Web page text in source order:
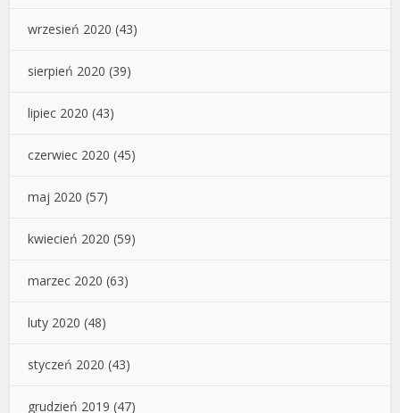
wrzesień 2020 (43)
sierpień 2020 (39)
lipiec 2020 (43)
czerwiec 2020 (45)
maj 2020 (57)
kwiecień 2020 (59)
marzec 2020 (63)
luty 2020 (48)
styczeń 2020 (43)
grudzień 2019 (47)